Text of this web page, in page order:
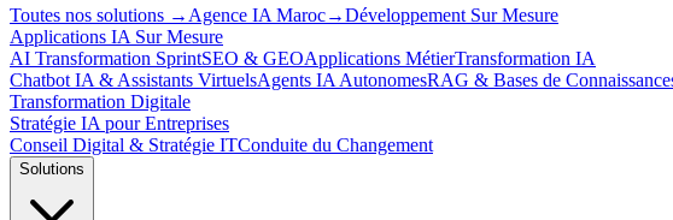
Toutes nos solutions → Agence IA Maroc→Développement Sur Mesure
Applications IA Sur Mesure
AI Transformation SprintSEO & GEOApplications MétierTransformation IA
Chatbot IA & Assistants VirtuelsAgents IA AutonomesRAG & Bases de
Transformation Digitale
Stratégie IA pour Entreprises
Conseil Digital & Stratégie ITConduite du Changement
Solutions